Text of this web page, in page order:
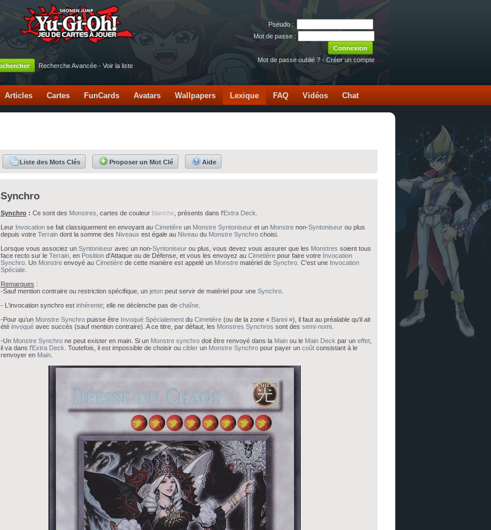
Pseudo :
Mot de passe :
Mot de passe oublié ? - Créer un compte
Recherche Avancée - Voir la liste
Articles Cartes FunCards Avatars Wallpapers Lexique FAQ Vidéos Chat
Liste des Mots Clés Proposer un Mot Clé Aide
Synchro
Synchro: Ce sont des Monstres , cartes de couleur blanche, présents dans l'Extra Deck
Leur Invocationse fait classiquement en envoyant au Cimetièreun Monstre Syntoniseuret un Monstrenon-Syntoniseurou plus
depuis votre Terraindont la somme des Niveaux est égale au Niveaudu Monstre Synchrochoisi.
Lorsque vous associez un Syntoniseuravec un non-Syntoniseurou plus, vous devez vous assurer que les Monstres soient tous
face recto sur le Terrain, en Positiond'Attaque ou de Défense, et vous les envoyez au Cimetièrepour faire votre Invocation
Synchro. Un Monstreenvoyé au Cimetièrede cette manière est appelé un Monstrematériel de Synchro. C'est une Invocation
Spéciale.
Remarques :
-Sauf mention contraire ou restriction spécifique, un jetonpeut servir de matériel pour une Synchro.
- L'invocation synchro est inhérente; elle ne déclenche pas de chaîne.
-Pour qu’un Monstre Synchropuisse être Invoqué Spécialementdu Cimetière(ou de la zone « Banni»), il faut au préalable qu’il ait
été invoquéavec succès (sauf mention contraire). A ce titre, par défaut, les Monstres Synchros sont des semi-nomi.
-Un Monstre Synchrone peut exister en main. Si un Monstre synchrodoit être renvoyé dans la Mainou le Main Deck par un effet,
il va dans l’Extra Deck . Toutefois, il est impossible de choisir ou ciblerun Monstre Synchropour payer un coûtconsistant à le
renvoyer en Main.